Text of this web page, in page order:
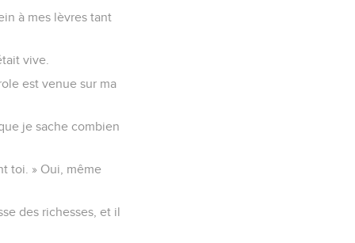
à mes lèvres tant
vive.
est venue sur ma
je sache combien
toi. » Oui, même
des richesses, et il